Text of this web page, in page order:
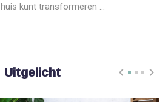
kunt transformeren ...
Uitgelicht